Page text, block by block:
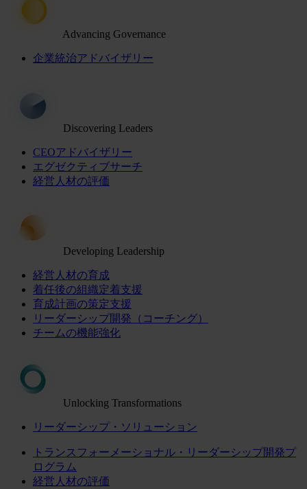
Advancing Governance
企業統治アドバイザリー
Discovering Leaders
CEOアドバイザリー
エグゼクティブサーチ
経営人材の評価
Developing Leadership
経営人材の育成
着任後の組織定着支援
育成計画の策定支援
リーダーシップ開発（コーチング）
チームの機能強化
Unlocking Transformations
リーダーシップ・ソリューション
トランスフォーメーショナル・リーダーシップ開発プ
ログラム
経営人材の評価